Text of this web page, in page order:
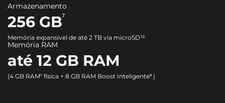
Armazenamento
256 GB⁷
Memória expansível de até 2 TB via microSD¹⁶
Memória RAM
até 12 GB RAM
(4 GB RAM⁷ física + 8 GB RAM Boost Inteligente⁸ )